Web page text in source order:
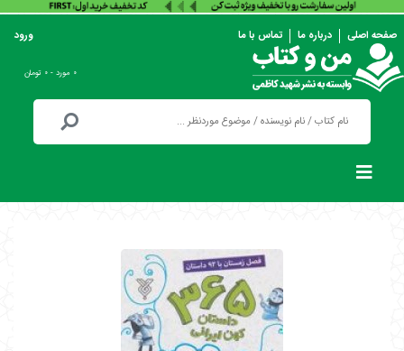
صفحه اصلی درباره ما تماس با ما ورود
۰ مورد - ۰ تومان